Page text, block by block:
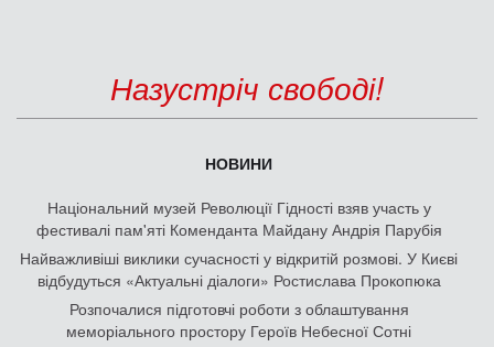
Назустріч свободі!
НОВИНИ
Національний музей Революції Гідності взяв участь у
фестивалі пам'яті Коменданта Майдану Андрія Парубія
Найважливіші виклики сучасності у відкритій розмові. У Києві
відбудуться «Актуальні діалоги» Ростислава Прокопюка
Розпочалися підготовчі роботи з облаштування
меморіального простору Героїв Небесної Сотні